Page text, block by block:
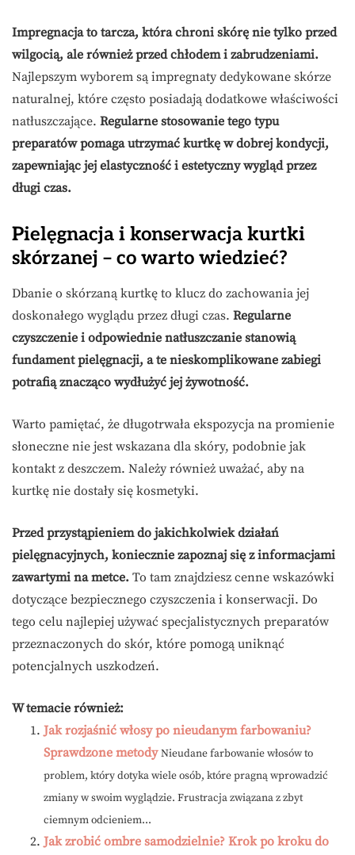
Impregnacja to tarcza, która chroni skórę nie tylko przed
wilgocią, ale również przed chłodem i zabrudzeniami.
Najlepszym wyborem są impregnaty dedykowane skórze
naturalnej, które często posiadają dodatkowe właściwości
natłuszczające. Regularne stosowanie tego typu
preparatów pomaga utrzymać kurtkę w dobrej kondycji,
zapewniając jej elastyczność i estetyczny wygląd przez
długi czas.
Pielęgnacja i konserwacja kurtki
skórzanej – co warto wiedzieć?
Dbanie o skórzaną kurtkę to klucz do zachowania jej
doskonałego wyglądu przez długi czas. Regularne
czyszczenie i odpowiednie natłuszczanie stanowią
fundament pielęgnacji, a te nieskomplikowane zabiegi
potrafią znacząco wydłużyć jej żywotność.
Warto pamiętać, że długotrwała ekspozycja na promienie
słoneczne nie jest wskazana dla skóry, podobnie jak
kontakt z deszczem. Należy również uważać, aby na
kurtkę nie dostały się kosmetyki.
Przed przystąpieniem do jakichkolwiek działań
pielęgnacyjnych, koniecznie zapoznaj się z informacjami
zawartymi na metce. To tam znajdziesz cenne wskazówki
dotyczące bezpiecznego czyszczenia i konserwacji. Do
tego celu najlepiej używać specjalistycznych preparatów
przeznaczonych do skór, które pomogą uniknąć
potencjalnych uszkodzeń.
W temacie również:
Jak rozjaśnić włosy po nieudanym farbowaniu?
Sprawdzone metody Nieudane farbowanie włosów to
problem, który dotyka wiele osób, które pragną wprowadzić
zmiany w swoim wyglądzie. Frustracja związana z zbyt
ciemnym odcieniem...
Jak zrobić ombre samodzielnie? Krok po kroku do